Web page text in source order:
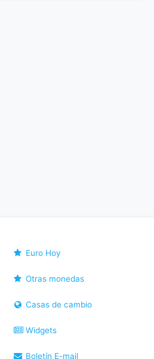
Euro Hoy
Otras monedas
Casas de cambio
Widgets
Boletín E-mail